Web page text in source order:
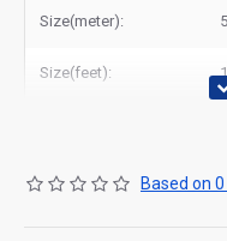
Size(meter):
Size(feet):
Based on